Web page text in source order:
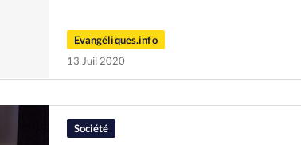
Evangéliques.info
13 Juil 2020
Société